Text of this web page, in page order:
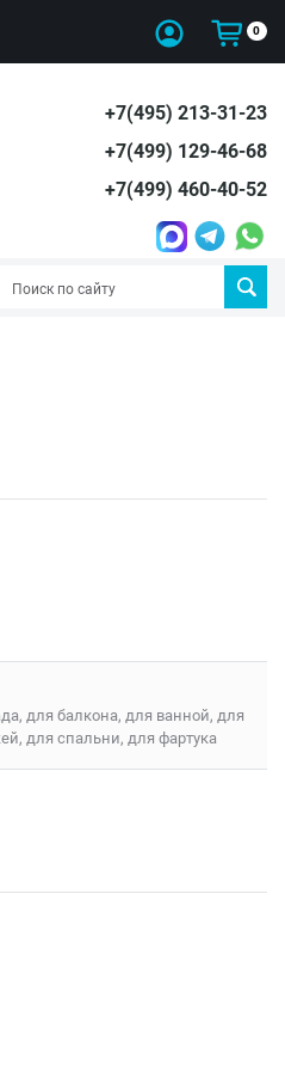
0
+7(495) 213-31-23
+7(499) 129-46-68
+7(499) 460-40-52
для балкона, для ванной, для
для спальни, для фартука